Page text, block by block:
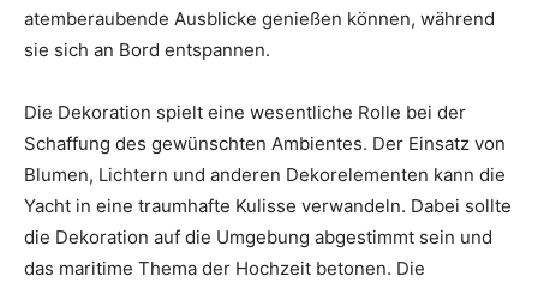
atemberaubende Ausblicke genießen können, während
sie sich an Bord entspannen.
Die Dekoration spielt eine wesentliche Rolle bei der
Schaffung des gewünschten Ambientes. Der Einsatz von
Blumen, Lichtern und anderen Dekorelementen kann die
Yacht in eine traumhafte Kulisse verwandeln. Dabei sollte
die Dekoration auf die Umgebung abgestimmt sein und
das maritime Thema der Hochzeit betonen. Die